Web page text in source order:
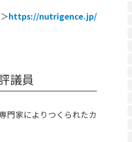
https://nutrigence.jp/
議員
門家によりつくられたカ